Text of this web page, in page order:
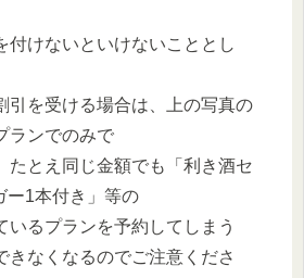
付けないといけないこととし
引を受ける場合は、上の写真の
ランでのみで
たとえ同じ金額でも「利き酒セ
ー1本付き」等の
いるプランを予約してしまう
きなくなるのでご注意くださ